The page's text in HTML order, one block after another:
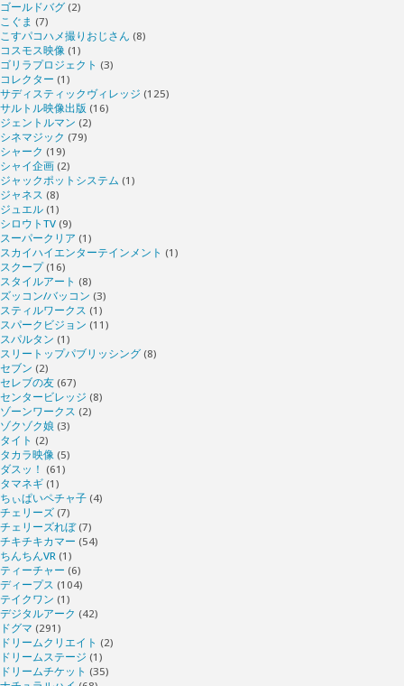
ゴールドバグ (2)
こぐま (7)
こすパコハメ撮りおじさん (8)
コスモス映像 (1)
ゴリラプロジェクト (3)
コレクター (1)
サディスティックヴィレッジ (125)
サルトル映像出版 (16)
ジェントルマン (2)
シネマジック (79)
シャーク (19)
シャイ企画 (2)
ジャックポットシステム (1)
ジャネス (8)
ジュエル (1)
シロウトTV (9)
スーパークリア (1)
スカイハイエンターテインメント (1)
スクープ(16)
スタイルアート (8)
ズッコン/バッコン (3)
スティルワークス (1)
スパークビジョン (11)
スパルタン (1)
スリートップパブリッシング (8)
セブン (2)
セレブの友 (67)
センタービレッジ (8)
ゾーンワークス (2)
ゾクゾク娘 (3)
タイト (2)
タカラ映像 (5)
ダスッ！ (61)
タマネギ (1)
ちぃぱいペチャ子 (4)
チェリーズ (7)
チェリーズれぼ(7)
チキチキカマー (54)
ちんちんVR (1)
ティーチャー (6)
ディープス (104)
テイクワン (1)
デジタルアーク (42)
ドグマ (291)
ドリームクリエイト (2)
ドリームステージ (1)
ドリームチケット (35)